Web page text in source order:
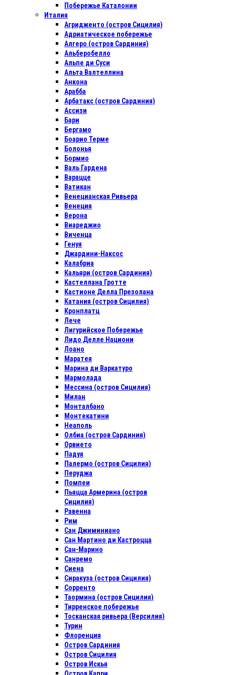
Побережье Каталонии
Италия
Агридженто (остров Сицилия)
Адриатическое побережье
Алгеро (остров Сардиния)
Альберобелло
Альпе ди Суси
Альта Валтеллина
Анкона
Арабба
Арбатакс (остров Сардиния)
Ассизи
Бари
Бергамо
Боарио Терме
Болонья
Бормио
Валь Гардена
Варацце
Ватикан
Венецианская Ривьера
Венеция
Верона
Виареджио
Виченца
Генуя
Джардини-Наксос
Калабриа
Кальяри (остров Сардиния)
Кастеллана Гротте
Кастионе Делла Презолана
Катания (остров Сицилия)
Кронплатц
Лече
Лигурийское Побережье
Лидо Делле Национи
Лоано
Маратея
Марина ди Варкатуро
Мармолада
Мессина (остров Сицилия)
Милан
Монталбано
Монтекатини
Неаполь
Олбиа (остров Сардиния)
Орвието
Падуя
Палермо (остров Сицилия)
Перуджа
Помпеи
Пьяцца Армерина (остров
Сицилия)
Равенна
Рим
Сан Джиминиано
Сан Мартино ди Кастроцца
Сан-Марино
Санремо
Сиена
Сиракуза (остров Сицилия)
Сорренто
Таормина (остров Сицилия)
Тирренское побережье
Тосканская ривьера (Версилия)
Турин
Флоренция
Остров Сардиния
Остров Сицилия
Остров Искья